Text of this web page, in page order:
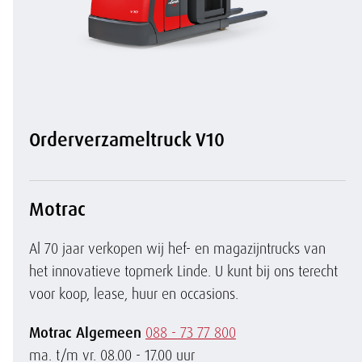
Orderverzameltruck V10
Motrac
Al 70 jaar verkopen wij hef- en magazijntrucks van
het innovatieve topmerk Linde. U kunt bij ons terecht
voor koop, lease, huur en occasions.
Motrac Algemeen 088 - 73 77 800
ma. t/m vr. 08.00 - 17.00 uur